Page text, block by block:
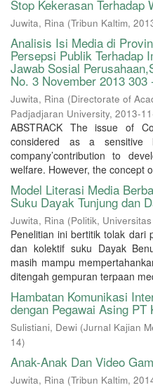
Stop Kekerasan Terhadap
Juwita, Rina (Tribun Kaltim,
Analisis Isi Media di
Persepsi Publik Terhadap
Jawab Sosial
No. 3 November 2013 303
Juwita, Rina (Directorate of
Padjadjaran University, 2013-
ABSTRACK The issue of
considered as a
company’contribution to
welfare. However, the concept
Model Literasi Media
Suku Dayak Tunjung dan
Juwita, Rina (Politik,
Penelitian ini bertitik tolak dari
dan kolektif suku Dayak
masih mampu
ditengah gempuran terpaan
Hambatan Komunikasi
dengan Pegawai Asing
Sulistiani, Dewi (Jurnal Kajian
14)
Anak-Anak Dan Video
Juwita, Rina (Tribun Kaltim,